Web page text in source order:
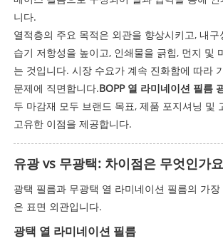
니다.
열적층의 주요 목적은 외관을 향상시키고, 내구
습기 저항성을 높이고, 인쇄물을 긁힘, 먼지 및
는 것입니다. 시장 수요가 계속 진화함에 따라
문제에 직면합니다.BOPP 열 라미네이션 필름
두 마감재 모두 브랜드 목표, 제품 포지셔닝 및
고유한 이점을 제공합니다.
유광 vs 무광택: 차이점은 무엇인가
광택 필름과 무광택 열 라미네이션 필름의 가
은 표면 외관입니다.
광택 열 라미네이션 필름